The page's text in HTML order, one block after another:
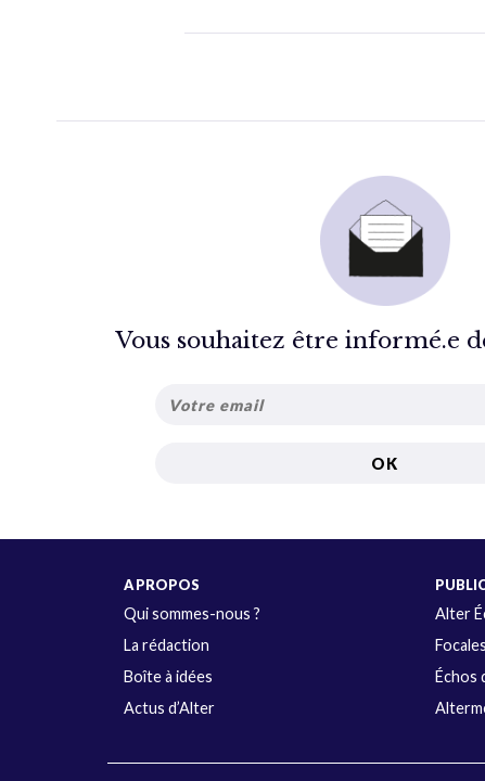
Vous souhaitez être informé.e
A PROPOS
Qui sommes-nous ?
La rédaction
Boîte à idées
Actus d’Alter
Alter
Focales
Échos